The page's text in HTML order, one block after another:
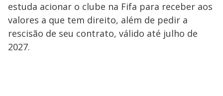
estuda acionar o clube na Fifa para receber aos
valores a que tem direito, além de pedir a
rescisão de seu contrato, válido até julho de
2027.